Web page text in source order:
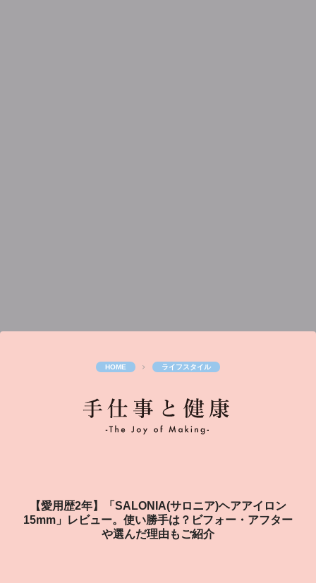
ライフスタイル
【愛用歴2年】「SALONIA(サロニア)ヘアアイロン
15mm」レビュー。使い勝手は？ビフォー・アフター
や選んだ理由もご紹介